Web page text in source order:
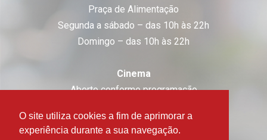
O site utiliza cookies a fim de aprimorar a
experiência durante a sua navegação.
Praça de Alimentação
Segunda a sábado – das 10h às 22h
Domingo – das 10h às 22h
Cinema
Aberto conforme programação